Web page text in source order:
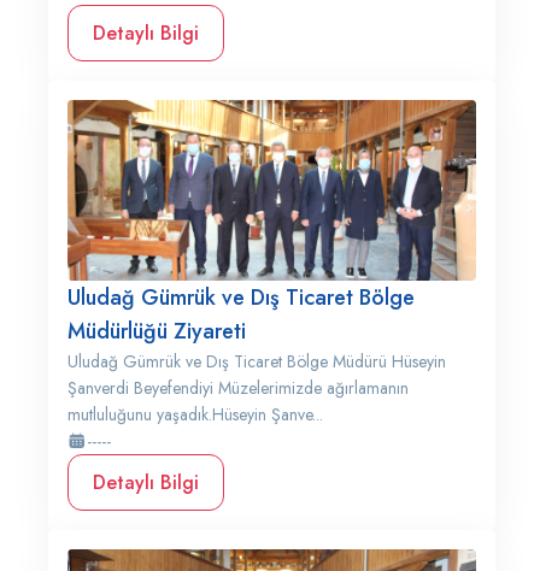
Detaylı Bilgi
Uludağ Gümrük ve Dış Ticaret Bölge
Müdürlüğü Ziyareti
Uludağ Gümrük ve Dış Ticaret Bölge Müdürü Hüseyin
Şanverdi Beyefendiyi Müzelerimizde ağırlamanın
mutluluğunu yaşadık.Hüseyin Şanve...
-----
Detaylı Bilgi